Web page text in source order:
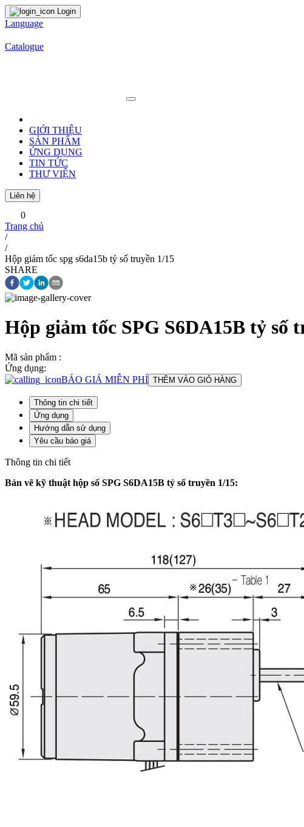
Login
Language
Catalogue
GIỚI THIỆU
SẢN PHẨM
ỨNG DỤNG
TIN TỨC
THƯ VIỆN
Liên hệ
0
Trang chủ
/
/
Hộp giảm tốc spg s6da15b tỷ số truyền 1/15
SHARE
Hộp giảm tốc SPG S6DA15B tỷ số
Mã sản phẩm :
Ứng dụng:
BÁO GIÁ MIỄN PHÍ THÊM VÀO GIỎ HÀNG
Thông tin chi tiết
Ứng dụng
Hướng dẫn sử dụng
Yêu cầu báo giá
Thông tin chi tiết
Bản vẽ kỹ thuật hộp số SPG S6DA15B tỷ số truyền 1/15: